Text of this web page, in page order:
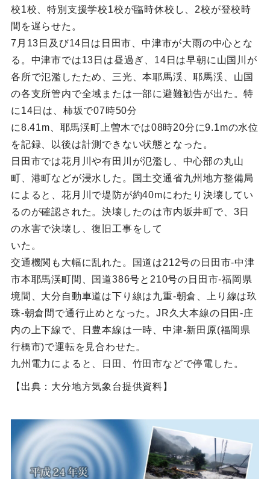
校1校、特別支援学校1校が臨時休校し、2校が登校時
間を遅らせた。
7月13日及び14日は日田市、中津市が大雨の中心とな
る。中津市では13日は昼過ぎ、14日は早朝に山国川が
各所で氾濫したため、三光、本耶馬渓、耶馬渓、山国
の各支所管内で全域または一部に避難勧告が出た。特
に14日は、柿坂で07時50分
に8.41m、耶馬渓町上曽木では08時20分に9.1mの水位
を記録、以後は計測できない状態となった。
日田市では花月川や有田川が氾濫し、中心部の丸山
町、港町などが浸水した。国土交通省九州地方整備局
によると、花月川で堤防が約40mにわたり決壊してい
るのが確認された。決壊したのは市内坂井町で、3日
の水害で決壊し、復旧工事をして
いた。
交通機関も大幅に乱れた。国道は212号の日田市-中津
市本耶馬渓町間、国道386号と210号の日田市-福岡県
境間、大分自動車道は下り線は九重-朝倉、上り線は玖
珠-朝倉間で通行止めとなった。JR久大本線の日田-庄
内の上下線で、日豊本線は一時、中津-新田原(福岡県
行橋市)で運転を見合わせた。
九州電力によると、日田、竹田市などで停電した。
【出典：大分地方気象台提供資料】